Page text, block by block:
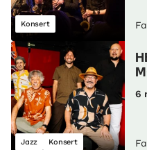
Konsert
Jazz Konsert
6